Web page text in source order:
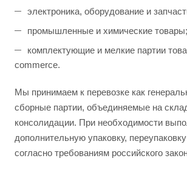
электроника, оборудование и
промышленные и химические товары;
комплектующие и мелкие партии
commerce.
Мы принимаем к перевозке как
сборные партии, объединяемые на
консолидации. При необходимости
дополнительную упаковку,
согласно требованиям российского